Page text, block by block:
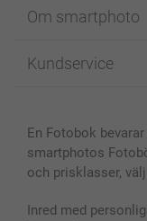
Fotokort
Fotoböcker
Skal till Mobil &
MyNameBook
Fotoramar &
Om smartphoto
För affiliates
Sitemap
Villkor och garantier
Kundservice
smartbonus
Priser & betalning
En Fotobok
smartphotos
och prisklasser,
Inred med